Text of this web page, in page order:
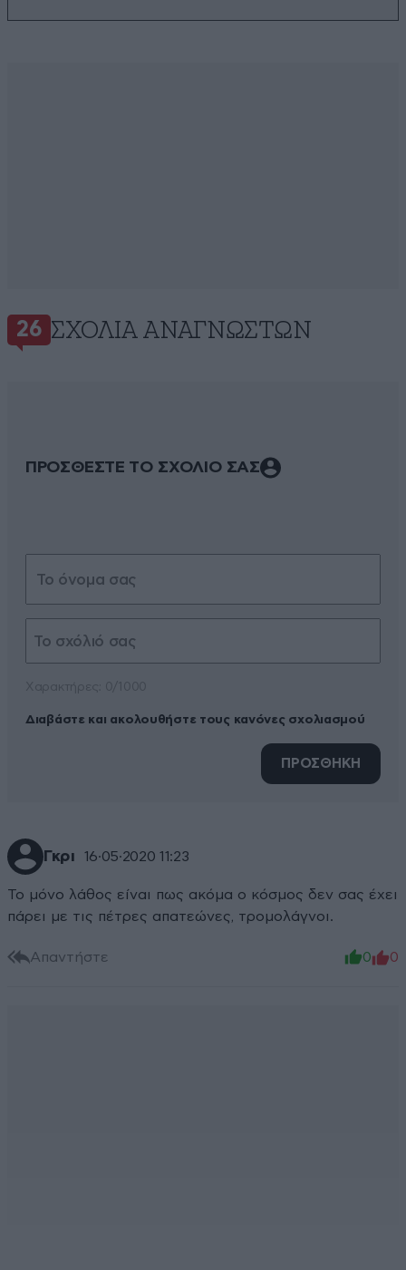
26 ΣΧΌΛΙΑ ΑΝΑΓΝΩΣΤΏΝ
ΠΡΟΣΘΕΣΤΕ ΤΟ ΣΧΟΛΙΟ ΣΑΣ
Διαβάστε και ακολουθήστε τους κανόνες σχολιασμού
ΠΡΟΣΘΗΚΗ
Γκρι 16·05·2020 11:23
Το μόνο λάθος είναι πως ακόμα ο κόσμος δεν σας έχει
πάρει με τις πέτρες απατεώνες, τρομολάγνοι.
Απαντήστε 0 0